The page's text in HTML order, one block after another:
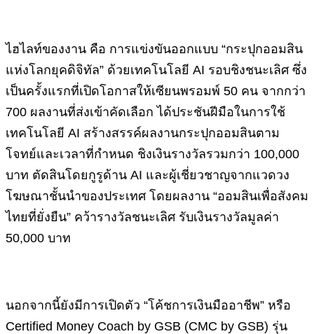
ไฮไลท์ของงาน คือ การแข่งขันออกแบบ “กระปุกออมสิน
แห่งโลกยุคดิจิทัล” ด้วยเทคโนโลยี AI รอบชิงชนะเลิศ ซึ่ง
เป็นครั้งแรกที่เปิดโอกาสให้เซียนพรอมพ์ 50 คน จากกว่า
700 ผลงานที่ส่งเข้าคัดเลือก ได้ประชันฝีมือในการใช้
เทคโนโลยี AI สร้างสรรค์ผลงานกระปุกออมสินตาม
โจทย์และเวลาที่กำหนด ชิงเงินรางวัลรวมกว่า 100,000
บาท ตัดสินโดยกูรูด้าน AI และผู้เชี่ยวชาญจากแวดวง
โฆษณาชั้นนำของประเทศ โดยผลงาน “ออมสินเพื่อสังคม
ไทยที่ยั่งยืน” คว้ารางวัลชนะเลิศ รับเงินรางวัลมูลค่า
50,000 บาท
นอกจากนี้ยังมีการเปิดตัว “โค้ชการเงินมืออาชีพ” หรือ
Certified Money Coach by GSB (CMC by GSB) รุ่น